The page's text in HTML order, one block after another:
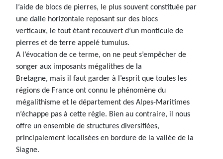
l’aide de blocs de pierres, le plus souvent constituée par
une dalle horizontale reposant sur des blocs
verticaux, le tout étant recouvert d’un monticule de
pierres et de terre appelé tumulus.
A l’évocation de ce terme, on ne peut s’empêcher de
songer aux imposants mégalithes de la
Bretagne, mais il faut garder à l’esprit que toutes les
régions de France ont connu le phénomène du
mégalithisme et le département des Alpes-Maritimes
n’échappe pas à cette règle. Bien au contraire, il nous
offre un ensemble de structures diversifiées,
principalement localisées en bordure de la vallée de la
Siagne.